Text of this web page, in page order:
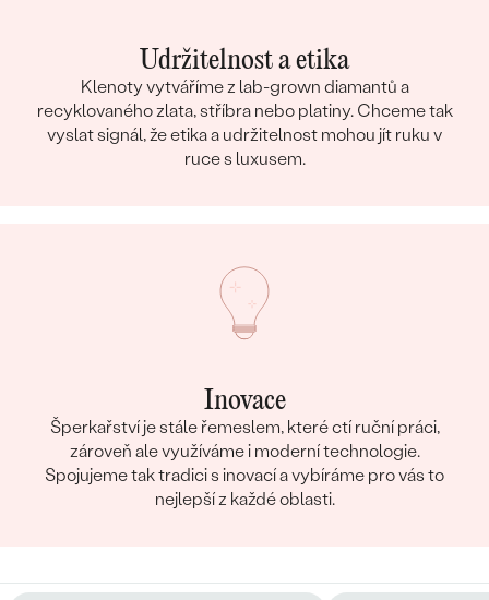
Udržitelnost a etika
Klenoty vytváříme z lab-grown diamantů a
recyklovaného zlata, stříbra nebo platiny. Chceme tak
vyslat signál, že etika a udržitelnost mohou jít ruku v
ruce s luxusem.
Inovace
Šperkařství je stále řemeslem, které ctí ruční práci,
zároveň ale využíváme i moderní technologie.
Spojujeme tak tradici s inovací a vybíráme pro vás to
nejlepší z každé oblasti.